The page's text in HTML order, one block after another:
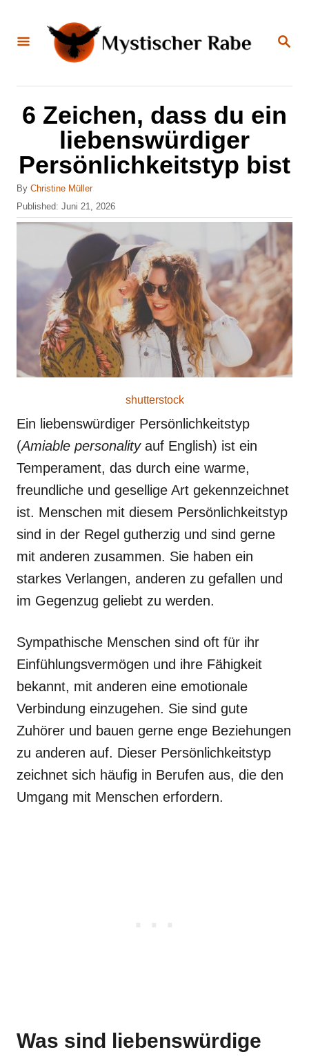
S
E
6 Zeichen, dass du ein
liebenswürdiger
Persönlichkeitstyp bist
By A
u
t
Christine Müller
P
o
Published: Juni 21, 2026
shutterstock
Ein liebenswürdiger Persönlichkeitstyp
(Amiable personalityauf English) ist ein
Temperament, das durch eine warme,
freundliche und gesellige Art gekennzeichnet
ist. Menschen mit diesem Persönlichkeitstyp
sind in der Regel gutherzig und sind gerne
mit anderen zusammen. Sie haben ein
starkes Verlangen, anderen zu gefallen und
im Gegenzug geliebt zu werden.
Sympathische Menschen sind oft für ihr
Einfühlungsvermögen und ihre Fähigkeit
bekannt, mit anderen eine emotionale
Verbindung einzugehen. Sie sind gute
Zuhörer und bauen gerne enge Beziehungen
zu anderen auf. Dieser Persönlichkeitstyp
zeichnet sich häufig in Berufen aus, die den
Umgang mit Menschen erfordern.
Was sind liebenswürdige